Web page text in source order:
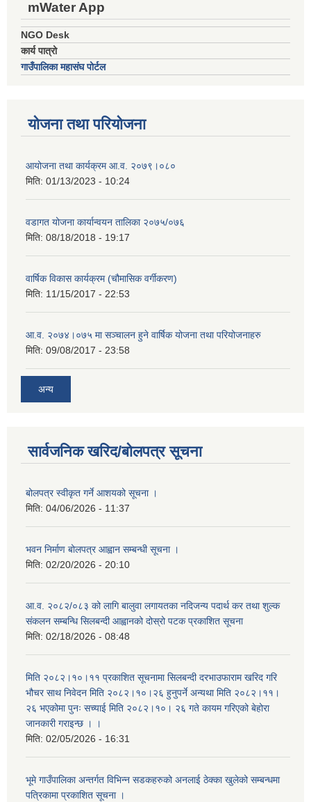
mWater App
NGO Desk
कार्य पात्रो
गाउँपालिका महासंघ पोर्टल
योजना तथा परियोजना
आयोजना तथा कार्यक्रम आ.व. २०७९।०८०
मिति: 01/13/2023 - 10:24
वडागत योजना कार्यान्वयन तालिका २०७५/०७६
मिति: 08/18/2018 - 19:17
वार्षिक विकास कार्यक्रम (चौमासिक वर्गीकरण)
मिति: 11/15/2017 - 22:53
आ.व. २०७४।०७५ मा सञ्चालन हुने वार्षिक योजना तथा परियोजनाहरु
मिति: 09/08/2017 - 23:58
अन्य
सार्वजनिक खरिद/बोलपत्र सूचना
बोलपत्र स्वीकृत गर्ने आशयको सूचना ।
मिति: 04/06/2026 - 11:37
भवन निर्माण बोलपत्र आह्वान सम्बन्धी सूचना ।
मिति: 02/20/2026 - 20:10
आ.व. २०८२/०८३ को लागि बालुवा लगायतका नदिजन्य पदार्थ कर तथा शुल्क
संकलन सम्बन्धि सिलबन्दी आह्वानको दोस्रो पटक प्रकाशित सूचना
मिति: 02/18/2026 - 08:48
मिति २०८२।१०।११ प्रकाशित सूचनामा सिलबन्दी दरभाउफाराम खरिद गरि
भौचर साथ निवेदन मिति २०८२।१०।२६ हुनुपर्ने अन्यथा मिति २०८२।११।
२६ भएकोमा पुनः सच्याई मिति २०८२।१०। २६ गते कायम गरिएको बेहोरा
जानकारी गराइन्छ । ।
मिति: 02/05/2026 - 16:31
भूमे गाउँपालिका अन्तर्गत विभिन्न सडकहरुको अनलाई ठेक्का खुलेको सम्बन्धमा
पत्रिकामा प्रकाशित सूचना ।